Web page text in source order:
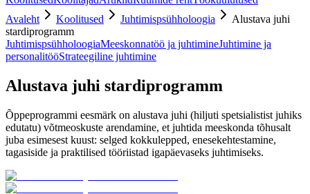
Avaleht
Koolitused Juhtimispsühholoogia
Alustava juhi
stardiprogramm
JuhtimispsühholoogiaMeeskonnatöö ja juhtimineJuhtimine ja
personalitööStrateegiline juhtimine
Alustava juhi stardiprogramm
Õppeprogrammi eesmärk on alustava juhi (hiljuti spetsialistist juhiks
edutatu) võtmeoskuste arendamine, et juhtida meeskonda tõhusalt
juba esimesest kuust: selged kokkulepped, enesekehtestamine,
tagasiside ja praktilised tööriistad igapäevaseks juhtimiseks.